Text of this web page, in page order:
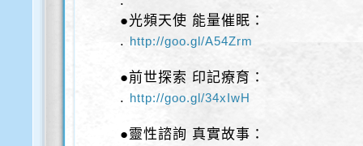
●光頻天使 能量催眠：
. http://goo.gl/A54Zrm
●前世探索 印記療育：
. http://goo.gl/34xIwH
●靈性諮詢 真實故事：